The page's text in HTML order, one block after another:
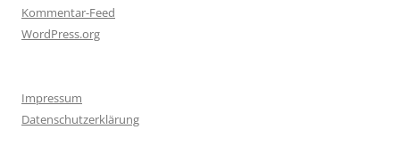
Kommentar-Feed
WordPress.org
Impressum
Datenschutzerklärung